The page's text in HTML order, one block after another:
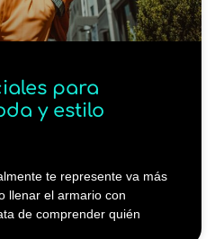
para
y estilo
te represente va más
llenar el armario con
de comprender quién